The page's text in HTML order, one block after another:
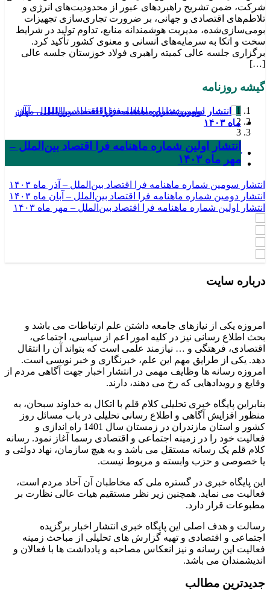
شرکت، ضمن تشریح راهبردهای عبور از محدودیت‌های انرژی و
تلاطم‌های اقتصادی و جهانی، بر ضرورت تجاری‌سازی تجهیزات
بومی‌سازی‌شده، مدیریت هوشمندانه منابع، تداوم تولید در شرایط
سخت و اتکا به سرمایه‌های انسانی و معنوی کشور تأکید کرد.
برگزاری جلسه عالی کمیته راهبری فولاد خوزستان جلسه عالی
[…]
گیشه روزنامه
انتشار سومین شماره ماهنامه فرا اقتصاد بین‌الملل
– آذر ماه ۱۴۰۳
انتشار دومین شماره ماهنامه فرا اقتصاد بین‌الملل –
آبان ماه ۱۴۰۳
انتشار اولین شماره ماهنامه فرا اقتصاد بین‌الملل –
مهر ماه ۱۴۰۳
1
2
3
انتشار سومین شماره ماهنامه فرا اقتصاد بین‌الملل – آذر ماه ۱۴۰۳
انتشار دومین شماره ماهنامه فرا اقتصاد بین‌الملل – آبان ماه ۱۴۰۳
انتشار اولین شماره ماهنامه فرا اقتصاد بین‌الملل – مهر ماه ۱۴۰۳
درباره سایت
امروزه یکی از نیازهای جامعه داشتن علم ارتباطات می باشد و
بحث اطلاع رسانی نیز در کلیه امور اعم از سیاسی، اجتماعی،
اقتصادی، فرهتگی و … نیازمند علمی است که بتواند آن را انتقال
دهد. یکی از طرایق مهم این علم، خبرنگاری و خبر نویسی است.
امروزه رسانه ها وظایف مهمی در انتشار اخبار جهت آگاهی مردم از
وقایع و رویدادهایی که رخ می دهند، دارند.
بنابراین پایگاه خبری تحلیلی کلام قلم با اتکال به خداوند سبحان، به
منظور افزایش آگاهی و اطلاع رسانی تحلیلی در باب مسائل روز
کشور و استان مازندران در زمستان سال 1401 راه اندازی و
فعالیت خود را در زمینه اجتماعی و اقتصادی رسما آغاز نمود. رسانه
کلام قلم یک رسانه مستقل می باشد و به هیچ سازمان، نهاد دولتی و
یا خصوصی و حزب وابسته و مربوط نیست.
این پایگاه خبری در گستره ملی که مخاطبان آن آحاد مردم است،
فعالیت می نماید. همچنین زیر نظر مستقیم هیات عالی نظارت بر
مطبوعات قرار دارد.
رسالت و هدف اصلی این پایگاه خبری انتشار اخبار برگزیده
اجتماعی و اقتصادی و تهیه گزارش های تحلیلی از مباحث زمینه
فعالیت این رسانه و نیز انعکاس مصاحبه و یادداشت ها با فعالان و
اندیشمندان می باشد.
جدیدترین مطالب